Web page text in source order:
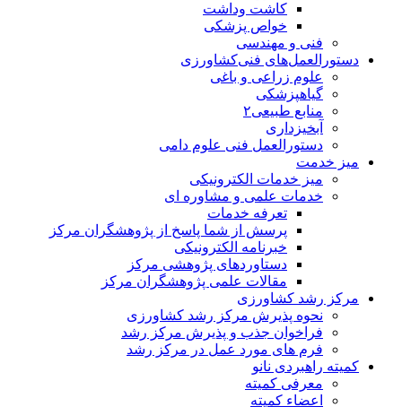
کاشت وداشت
خواص پزشکی
فنی و مهندسی
دستورالعمل‌های فنی‌کشاورزی
علوم زراعی و باغی
گیاهپزشکی
منابع طبیعی۲
آبخیزداری
دستورالعمل فنی علوم دامی
میز خدمت
میز خدمات الکترونیکی
خدمات علمی و مشاوره ای
تعرفه خدمات
پرسش از شما پاسخ از پژوهشگران مرکز
خبرنامه الکترونیکی
دستاوردهای پژوهشی مرکز
مقالات علمی پژوهشگران مرکز
مرکز رشد کشاورزی
نحوه پذیرش مرکز رشد کشاورزی
فراخوان جذب و پذیرش مرکز رشد
فرم های مورد عمل در مرکز رشد
کمیته راهبردی نانو
معرفی کمیته
اعضاء کمیته